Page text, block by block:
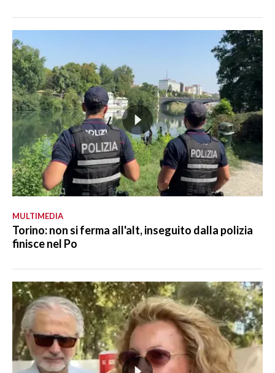
MULTIMEDIA
Torino: non si ferma all'alt, inseguito dalla polizia
finisce nel Po